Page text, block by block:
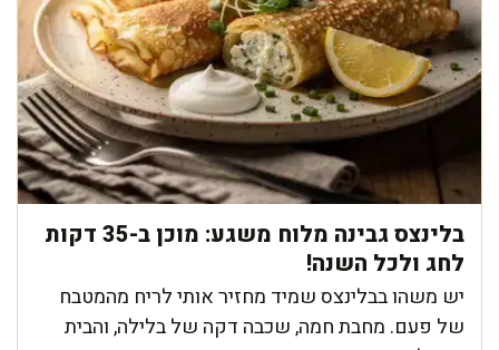
בלינצס גבינה מלוח משגע: מוכן ב-35 דקות
לחג ולכל השנה!
יש משהו בבלינצס שמיד מחזיר אותי לריח מהמטבח
של פעם. מחבת חמה, שכבה דקה של בלילה, והבית